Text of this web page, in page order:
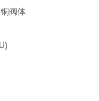
阀体